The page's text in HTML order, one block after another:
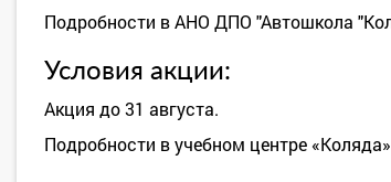
Подробности в АНО ДПО "Автошкола
Условия акции:
Акция до 31 августа.
Подробности в учебном центре